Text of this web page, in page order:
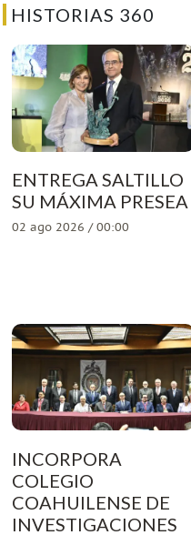
HISTORIAS 360
ENTREGA SALTILLO
SU MÁXIMA PRESEA
02 ago 2026 / 00:00
INCORPORA
COLEGIO
COAHUILENSE DE
INVESTIGACIONES